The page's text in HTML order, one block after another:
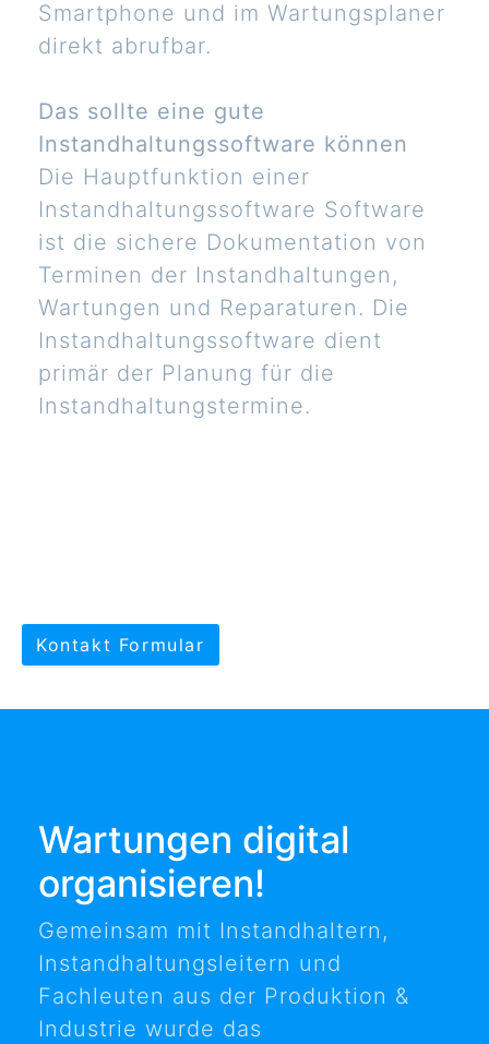
Smartphone und im Wartungsplaner
direkt abrufbar.
Das sollte eine gute
Instandhaltungssoftware können
Die Hauptfunktion einer
Instandhaltungssoftware Software
ist die sichere Dokumentation von
Terminen der Instandhaltungen,
Wartungen und Reparaturen. Die
Instandhaltungssoftware dient
primär der Planung für die
Instandhaltungstermine.
Kontakt Formular
Wartungen digital
organisieren!
Gemeinsam mit Instandhaltern,
Instandhaltungsleitern und
Fachleuten aus der Produktion &
Industrie wurde das